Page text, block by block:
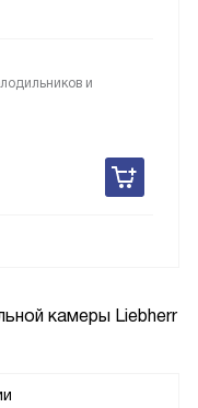
камеры Liebherr
и